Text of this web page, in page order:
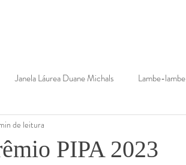
Janela Láurea Duane Michals Lambe-lambe
Dissertação
PIPA 2023
de leitura